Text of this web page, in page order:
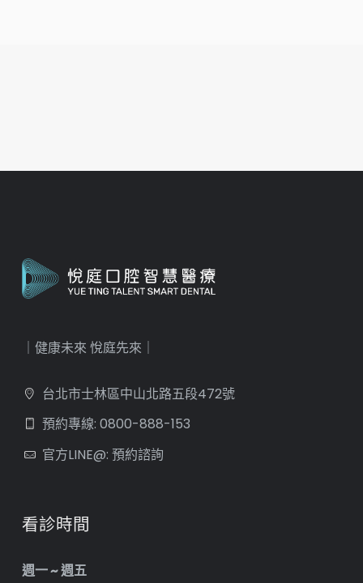
｜健康未來 悅庭先來｜
台北市士林區中山北路五段472號
預約專線: 0800-888-153
官方LINE@: 預約諮詢
看診時間
週一 ~ 週五